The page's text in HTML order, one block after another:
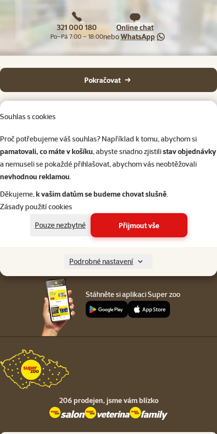
Souhlas s cookies
Proč potřebujeme váš souhlas? Například k tomu, abychom si
pamatovali, co máte v košíku, abyste snadno zjistilistav objednávky
a nemuseli se pokaždé přihlašovat, abychom vás neobtěžovali
nevhodnou reklamou.
Děkujeme,k vašim datům se budeme chovat slušně.
Zásady použití cookies
Pouze nezbytné
Přijmout vše
Podrobné nastavení
321 000 180
Po–Pá 7:00 – 18:00
Online chat
neboWhatsApp
Pokračovat
Napište nám
eshop@superzoo.cz
321 000 180
Po–Pá 7:00 – 18:00
Online chat
nebo WhatsApp
206 prodejen
Menu v patičce
Pro zákazníky
Stáhněte si aplikaci Super zoo
206 prodejen, jsme vám blízko